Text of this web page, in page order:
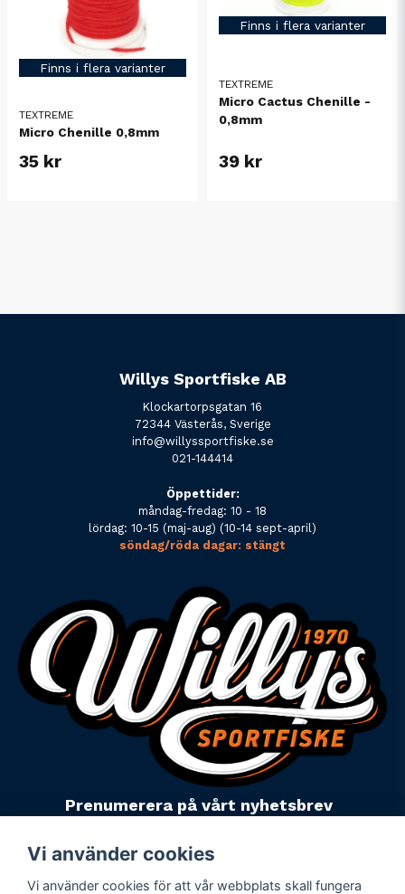
Finns i flera varianter
TEXTREME
Micro Chenille 0,8mm
35 kr
Finns i flera varianter
TEXTREME
Micro Cactus Chenille -
0,8mm
39 kr
Willys Sportfiske AB
Klockartorpsgatan 16
72344 Västerås, Sverige
info@willyssportfiske.se
021-144414
Öppettider:
måndag-fredag: 10 - 18
lördag: 10-15 (maj-aug) (10-14 sept-april)
söndag/röda dagar: stängt
Prenumerera på vårt nyhetsbrev
Powered by Nyehandel AB
Vi använder cookies
Vi använder cookies för att vår webbplats skall fungera